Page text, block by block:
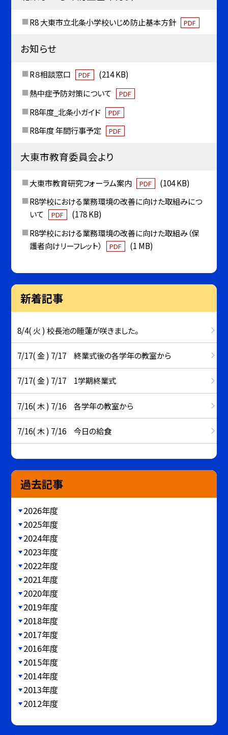
R8 大東市立北条小学校いじめ防止基本方針 PDF
お知らせ
R８相談窓口 PDF
(214 KB)
熱中症予防対策について
PDF
R8年度_北条小ガイド PDF
R8年度 年間行事予定 PDF
大東市教育委員会より
大東市教育研究フォーラム案内 PDF
(104 KB)
R8学校における業務環境の改善に向けた取組みにつ
いて
PDF
(178 KB)
R8学校における業務環境の改善に向けた取組み（保
護者向けリーフレット）
PDF (1 MB)
新着記事
8/4( 火 ) 校長池の睡蓮が咲きました。
7/17( 金 ) 7/17 終業式後の各学年の教室から
7/17( 金 ) 7/17 1学期終業式
7/16( 木 ) 7/16 各学年の教室から
7/16( 木 ) 7/16 今日の給食
過去記事
2026年度
2025年度
2024年度
2023年度
2022年度
2021年度
2020年度
2019年度
2018年度
2017年度
2016年度
2015年度
2014年度
2013年度
2012年度